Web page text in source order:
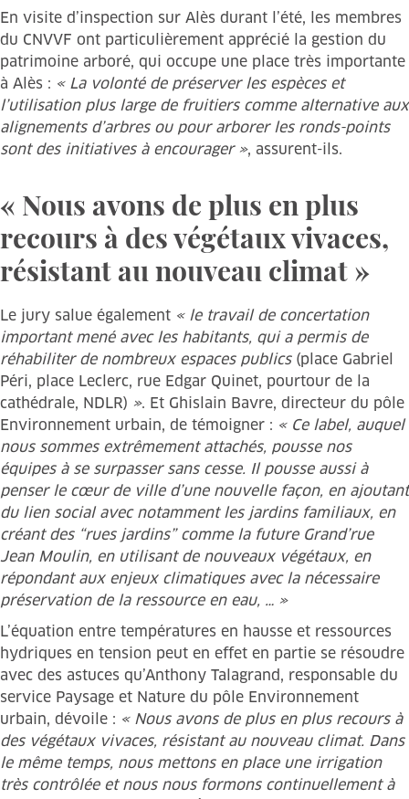
En visite d’inspection sur Alès durant l’été, les membres
du CNVVF ont particulièrement apprécié la gestion du
patrimoine arboré, qui occupe une place très importante
à Alès : « La volonté de préserver les espèces et
l’utilisation plus large de fruitiers comme alternative aux
alignements d’arbres ou pour arborer les ronds-points
sont des initiatives à encourager », assurent-ils.
« Nous avons de plus en plus
recours à des végétaux vivaces,
résistant au nouveau climat »
Le jury salue également « le travail de concertation
important mené avec les habitants, qui a permis de
réhabiliter de nombreux espaces publics(place Gabriel
Péri, place Leclerc, rue Edgar Quinet, pourtour de la
cathédrale, NDLR) ». Et Ghislain Bavre, directeur du pôle
Environnement urbain, de témoigner : « Ce label, auquel
nous sommes extrêmement attachés, pousse nos
équipes à se surpasser sans cesse. Il pousse aussi à
penser le cœur de ville d’une nouvelle façon, en ajoutant
du lien social avec notamment les jardins familiaux, en
créant des “rues jardins” comme la future Grand’rue
Jean Moulin, en utilisant de nouveaux végétaux, en
répondant aux enjeux climatiques avec la nécessaire
préservation de la ressource en eau, … »
L’équation entre températures en hausse et ressources
hydriques en tension peut en effet en partie se résoudre
avec des astuces qu’Anthony Talagrand, responsable du
service Paysage et Nature du pôle Environnement
urbain, dévoile : « Nous avons de plus en plus recours à
des végétaux vivaces, résistant au nouveau climat. Dans
le même temps, nous mettons en place une irrigation
très contrôlée et nous nous formons continuellement à